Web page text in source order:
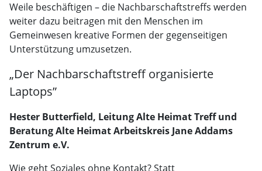
Weile beschäftigen – die Nachbarschaftstreffs werden
weiter dazu beitragen mit den Menschen im
Gemeinwesen kreative Formen der gegenseitigen
Unterstützung umzusetzen.
„Der Nachbarschaftstreff organisierte
Laptops”
Hester Butterfield, Leitung Alte Heimat Treff und
Beratung Alte Heimat Arbeitskreis Jane Addams
Zentrum e.V.
Wie geht Soziales ohne Kontakt? Statt